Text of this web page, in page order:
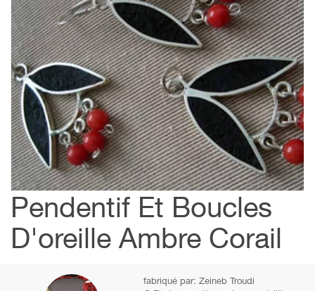
Pendentif Et Boucles
D'oreille Ambre Corail
fabriqué par:Zeineb Troudi